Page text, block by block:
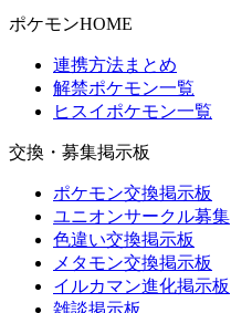
ポケモンHOME
連携方法まとめ
解禁ポケモン一覧
ヒスイポケモン一覧
交換・募集掲示板
ポケモン交換掲示板
ユニオンサークル募集
色違い交換掲示板
メタモン交換掲示板
イルカマン進化掲示板
雑談掲示板